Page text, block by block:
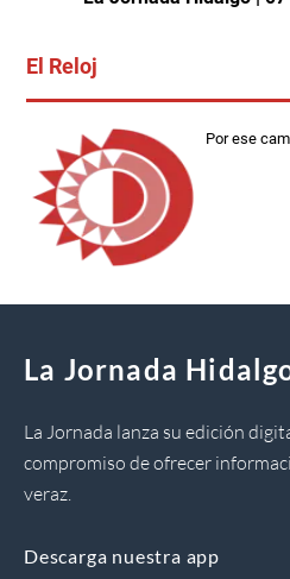
El Reloj
Por ese
La Jornada
La Jornada lanza su edición
compromiso de ofrecer
veraz.
Descarga nuestra app